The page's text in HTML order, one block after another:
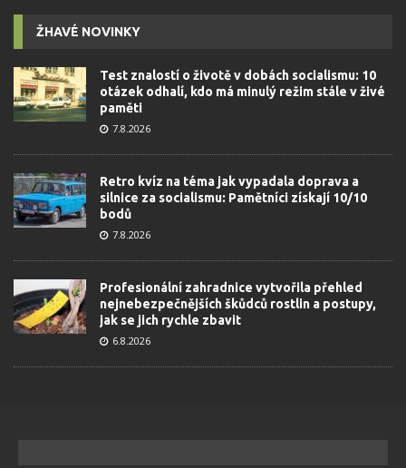
ŽHAVÉ NOVINKY
Test znalostí o životě v dobách socialismu: 10
otázek odhalí, kdo má minulý režim stále v živé
paměti
7.8.2026
Retro kvíz na téma jak vypadala doprava a
silnice za socialismu: Pamětníci získají 10/10
bodů
7.8.2026
Profesionální zahradnice vytvořila přehled
nejnebezpečnějších škůdců rostlin a postupy,
jak se jich rychle zbavit
6.8.2026